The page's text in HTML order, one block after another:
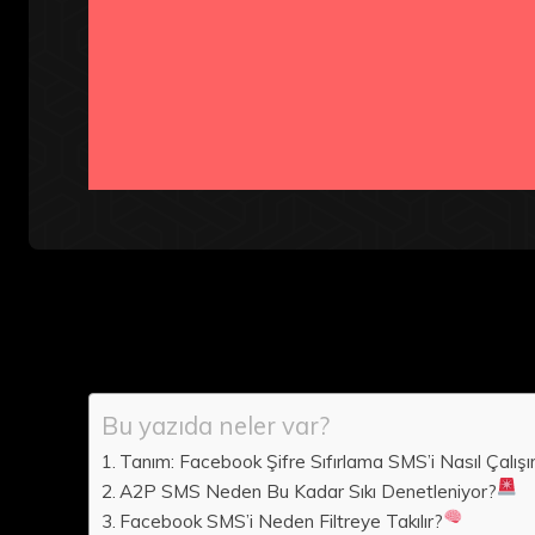
Bu yazıda neler var?
Tanım: Facebook Şifre Sıfırlama SMS’i Nasıl
A2P SMS Neden Bu Kadar Sıkı Denetleniyor?
Facebook SMS’i Neden Filtreye Takılır?